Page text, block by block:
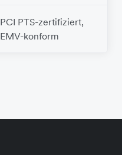
PCI PTS-zertifiziert,
EMV-konform